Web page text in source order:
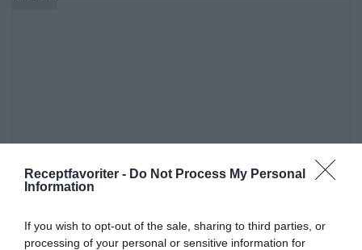
Receptfavoriter - Do Not Process My Personal
Information
If you wish to opt-out of the sale, sharing to third parties, or
processing of your personal or sensitive information for